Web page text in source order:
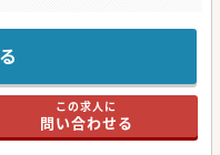
充実化を目的とした整形
主な業務となります。
る安定したご勤務環境が
合せくださいませ。
この求人に
問い合わせる